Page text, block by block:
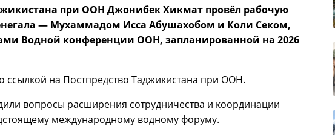
при ООН Джонибек Хикмат провёл рабочую
— Мухаммадом Исса Абушахобом и Коли Секом,
Водной конференции ООН, запланированной на 2026
на Постпредство Таджикистана при ООН.
вопросы расширения сотрудничества и координации
международному водному форуму.